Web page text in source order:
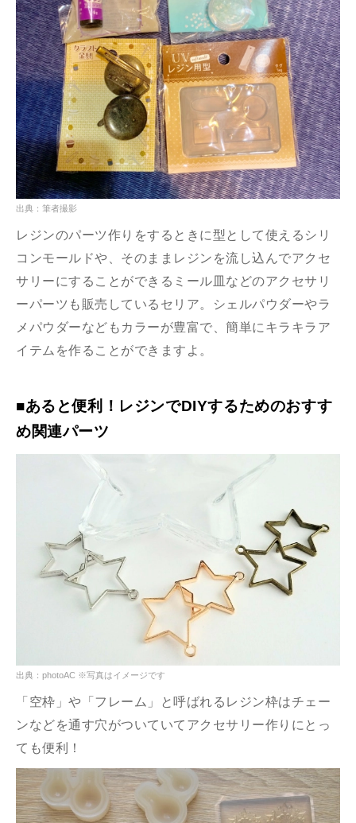
出典：筆者撮影
レジンのパーツ作りをするときに型として使えるシリ
コンモールドや、そのままレジンを流し込んでアクセ
サリーにすることができるミール皿などのアクセサリ
ーパーツも販売しているセリア。シェルパウダーやラ
メパウダーなどもカラーが豊富で、簡単にキラキラア
イテムを作ることができますよ。
■あると便利！レジンでDIYするためのおすす
め関連パーツ
出典：photoAC ※写真はイメージです
「空枠」や「フレーム」と呼ばれるレジン枠はチェー
ンなどを通す穴がついていてアクセサリー作りにとっ
ても便利！